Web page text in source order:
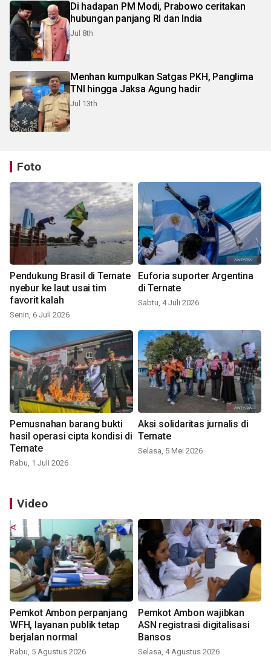
Di hadapan PM Modi, Prabowo ceritakan
hubungan panjang RI dan India
Jul 8th
Menhan kumpulkan Satgas PKH, Panglima
TNI hingga Jaksa Agung hadir
Jul 13th
Foto
Pendukung Brasil di Ternate
nyebur ke laut usai tim
favorit kalah
Senin, 6 Juli 2026
Euforia suporter Argentina
di Ternate
Sabtu, 4 Juli 2026
Pemusnahan barang bukti
hasil operasi cipta kondisi di
Ternate
Rabu, 1 Juli 2026
Aksi solidaritas jurnalis di
Ternate
Selasa, 5 Mei 2026
Video
Pemkot Ambon perpanjang
WFH, layanan publik tetap
berjalan normal
Rabu, 5 Agustus 2026
Pemkot Ambon wajibkan
ASN registrasi digitalisasi
Bansos
Selasa, 4 Agustus 2026